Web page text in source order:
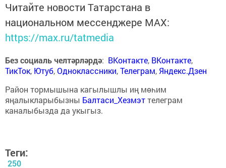
Читайте новости Татарстана в
национальном мессенджере MАХ:
https://max.ru/tatmedia
Без социаль челтәрләрдә: ВКонтакте, ВКонтакте,
ТикТок, Ютуб,Одноклассники,Телеграм, Яндекс.Дзен
Район тормышына кагылышлы иң мөһим
яңалыкларыбызны Балтаси_Хезмэттелеграм
каналыбызда да укыгыз.
Теги:
250